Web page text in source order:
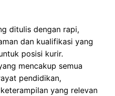
ditulis dengan rapi,
dan kualifikasi yang
posisi kurir.
mencakup semua
pendidikan,
yang relevan